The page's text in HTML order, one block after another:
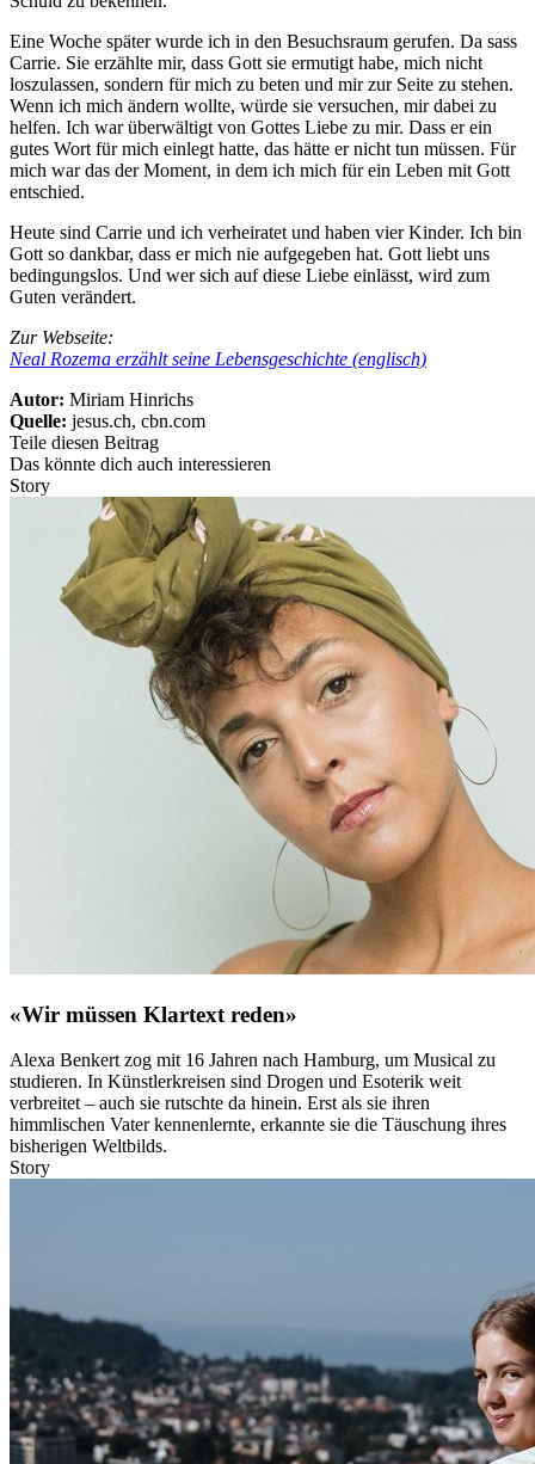
Eine Woche später wurde ich in den Besuchsraum gerufen. Da sass
Carrie. Sie erzählte mir, dass Gott sie ermutigt habe, mich nicht
loszulassen, sondern für mich zu beten und mir zur Seite zu stehen.
Wenn ich mich ändern wollte, würde sie versuchen, mir dabei zu
helfen. Ich war überwältigt von Gottes Liebe zu mir. Dass er ein
gutes Wort für mich einlegt hatte, das hätte er nicht tun müssen. Für
mich war das der Moment, in dem ich mich für ein Leben mit Gott
entschied.
Heute sind Carrie und ich verheiratet und haben vier Kinder. Ich bin
Gott so dankbar, dass er mich nie aufgegeben hat. Gott liebt uns
bedingungslos. Und wer sich auf diese Liebe einlässt, wird zum
Guten verändert.
Zur Webseite:
Neal Rozema erzählt seine Lebensgeschichte (englisch)
Autor: Miriam Hinrichs
Quelle: jesus.ch, cbn.com
Teile diesen Beitrag
Das könnte dich auch interessieren
Story
«Wir müssen Klartext reden»
Alexa Benkert zog mit 16 Jahren nach Hamburg, um Musical zu
studieren. In Künstlerkreisen sind Drogen und Esoterik weit
verbreitet – auch sie rutschte da hinein. Erst als sie ihren
himmlischen Vater kennenlernte, erkannte sie die Täuschung ihres
bisherigen Weltbilds.
Story